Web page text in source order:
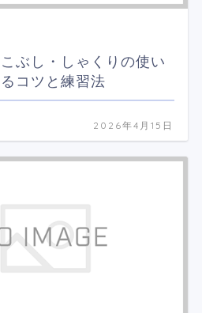
ぶし・しゃくりの使い
コツと練習法
2026年4月15日